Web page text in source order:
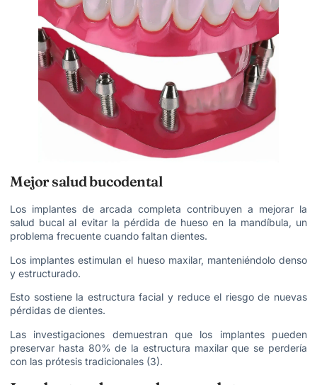
Mejor salud bucodental
Los implantes de arcada completa contribuyen a mejorar la
salud bucal al evitar la pérdida de hueso en la mandíbula, un
problema frecuente cuando faltan dientes.
Los implantes estimulan el hueso maxilar, manteniéndolo denso
y estructurado.
Esto sostiene la estructura facial y reduce el riesgo de nuevas
pérdidas de dientes.
Las investigaciones demuestran que los implantes pueden
preservar hasta 80% de la estructura maxilar que se perdería
con las prótesis tradicionales (3).